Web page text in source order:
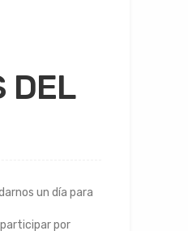
DEL
un día para
por